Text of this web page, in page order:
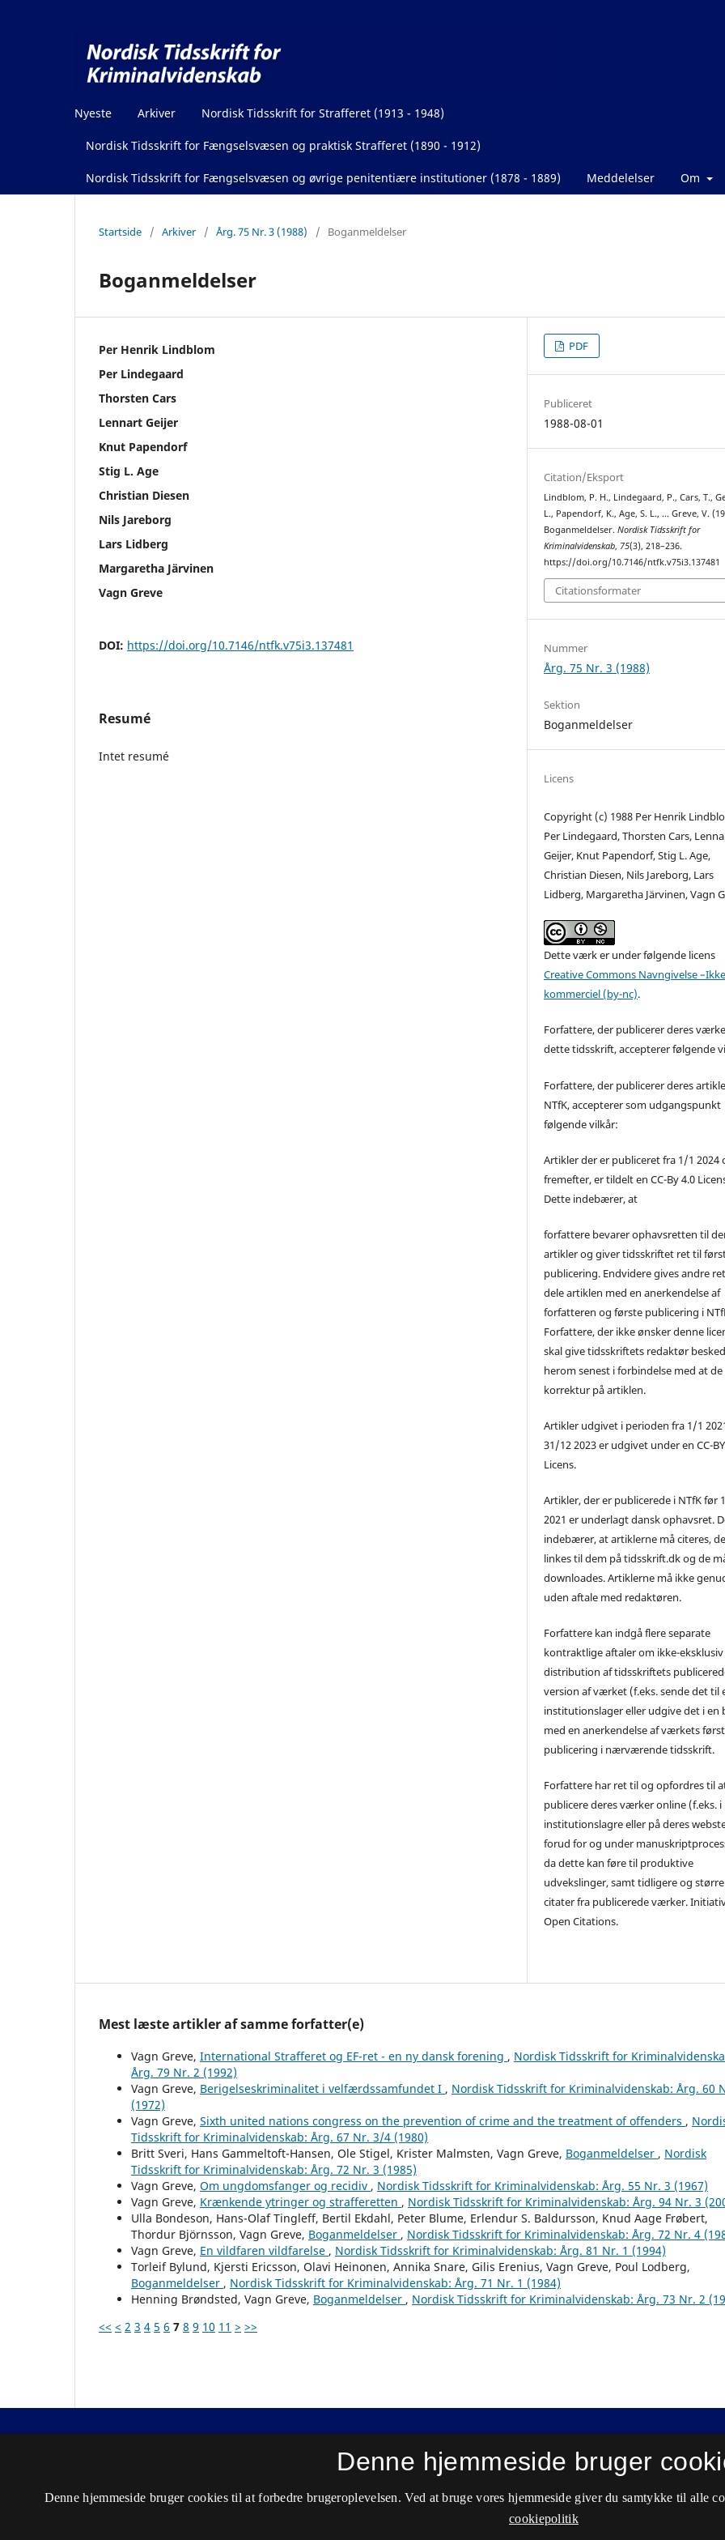
Nyeste Arkiver Nordisk Tidsskrift for Strafferet (1913 - 1948)
Nordisk Tidsskrift for Fængselsvæsen og praktisk Strafferet (1890 - 1912)
Nordisk Tidsskrift for Fængselsvæsen og øvrige penitentiære institutioner (1878 - 1889) Meddelelser Om
Startside / Arkiver / Årg. 75 Nr. 3 (1988) / Boganmeldelser
Boganmeldelser
Per Henrik Lindblom
Per Lindegaard
Thorsten Cars
Lennart Geijer
Knut Papendorf
Stig L. Age
Christian Diesen
Nils Jareborg
Lars Lidberg
Margaretha Järvinen
Vagn Greve
DOI: https://doi.org/10.7146/ntfk.v75i3.137481
Resumé
Intet resumé
PDF
Publiceret
1988-08-01
Citation/Eksport
Lindblom, P. H., Lindegaard, P., Cars, T.,
L., Papendorf, K., Age, S. L., … Greve, V.
Boganmeldelser.Nordisk Tidsskrift for
Kriminalvidenskab, 75(3), 218–236.
https://doi.org/10.7146/ntfk.v75i3.137481
Citationsformater
Nummer
Årg. 75 Nr. 3 (1988)
Sektion
Boganmeldelser
Licens
Copyright (c) 1988 Per Henrik
Per Lindegaard, Thorsten Cars,
Geijer, Knut Papendorf, Stig L. Age,
Christian Diesen, Nils Jareborg, Lars
Lidberg, Margaretha Järvinen, Vagn
Dette værk er under følgende licens
Creative Commons Navngivelse
kommerciel (by-nc).
Forfattere, der publicerer deres
dette tidsskrift, accepterer følgende
Forfattere, der publicerer deres
NTfK, accepterer som udgangspunkt
følgende vilkår:
Artikler der er publiceret fra 1/1 2024
fremefter, er tildelt en CC-By 4.0
Dette indebærer, at
forfattere bevarer ophavsretten til
artikler og giver tidsskriftet ret til
publicering. Endvidere gives andre
dele artiklen med en anerkendelse af
forfatteren og første publicering i
Forfattere, der ikke ønsker denne
skal give tidsskriftets redaktør besked
herom senest i forbindelse med at
korrektur på artiklen.
Artikler udgivet i perioden fra 1/1
31/12 2023 er udgivet under en CC-
Licens.
Artikler, der er publicerede i NTfK før
2021 er underlagt dansk ophavsret.
indebærer, at artiklerne må citeres,
linkes til dem på tidsskrift.dk og de
downloades. Artiklerne må ikke
uden aftale med redaktøren.
Forfattere kan indgå flere separate
kontraktlige aftaler om ikke-eksklusiv
distribution af tidsskriftets
version af værket (f.eks. sende det til
institutionslager eller udgive det i en
med en anerkendelse af værkets
publicering i nærværende tidsskrift.
Forfattere har ret til og opfordres til
publicere deres værker online (f.eks. i
institutionslagre eller på deres
forud for og under
da dette kan føre til produktive
udvekslinger, samt tidligere og større
citater fra publicerede værker.
Open Citations.
Mest læste artikler af samme forfatter(e)
Vagn Greve, International Strafferet og EF-ret - en ny dansk forening , Nordisk Tidsskrift for
Årg. 79 Nr. 2 (1992)
Vagn Greve, Berigelseskriminalitet i velfærdssamfundet I , Nordisk Tidsskrift for Kriminalvidenskab: Årg. 60
(1972)
Vagn Greve, Sixth united nations congress on the prevention of crime and the treatment of offenders ,
Tidsskrift for Kriminalvidenskab: Årg. 67 Nr. 3/4 (1980)
Britt Sveri, Hans Gammeltoft-Hansen, Ole Stigel, Krister Malmsten, Vagn Greve, Boganmeldelser , Nordisk
Tidsskrift for Kriminalvidenskab: Årg. 72 Nr. 3 (1985)
Vagn Greve, Om ungdomsfanger og recidiv , Nordisk Tidsskrift for Kriminalvidenskab: Årg. 55 Nr. 3 (1967)
Vagn Greve, Krænkende ytringer og strafferetten , Nordisk Tidsskrift for Kriminalvidenskab: Årg. 94 Nr. 3
Ulla Bondeson, Hans-Olaf Tingleff, Bertil Ekdahl, Peter Blume, Erlendur S. Baldursson, Knud Aage Frøbert,
Thordur Björnsson, Vagn Greve, Boganmeldelser , Nordisk Tidsskrift for Kriminalvidenskab: Årg. 72 Nr. 4
Vagn Greve, En vildfaren vildfarelse , Nordisk Tidsskrift for Kriminalvidenskab: Årg. 81 Nr. 1 (1994)
Torleif Bylund, Kjersti Ericsson, Olavi Heinonen, Annika Snare, Gilis Erenius, Vagn Greve, Poul Lodberg,
Boganmeldelser , Nordisk Tidsskrift for Kriminalvidenskab: Årg. 71 Nr. 1 (1984)
Henning Brøndsted, Vagn Greve, Boganmeldelser , Nordisk Tidsskrift for Kriminalvidenskab: Årg. 73 Nr. 2
<< < 2 3 4 5 6 7 8 9 10 11 > >>
Nordisk Tidsskrift for Kriminalvidenskab
ISSN 2446-3051 (Online)
Denne hjemmeside bruger
Denne hjemmeside bruger cookies til at forbedre brugeroplevelsen. Ved at bruge vores hjemmeside giver du samtykke til alle
cookiepolitik